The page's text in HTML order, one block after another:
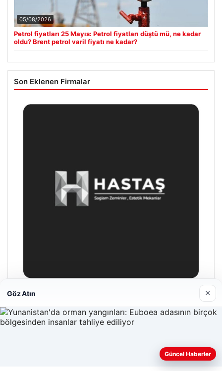
05/08/2026
Petrol fiyatları 25 Mayıs: Petrol fiyatları düştü mü, ne kadar
oldu? Brent petrol varil fiyatı ne kadar?
Son Eklenen Firmalar
Hastaş Beton
26/05/2026
Web sitemizi nasıl kullandığınızı daha iyi anlayabilmek,
Göz Atın ×
Güncel Haberler